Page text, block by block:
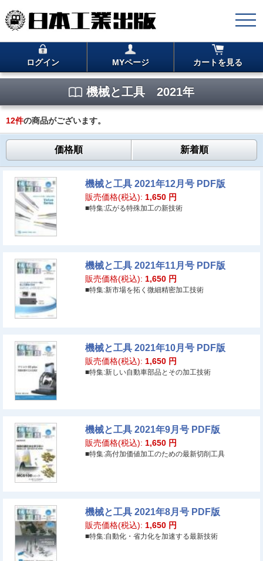
ログイン MYページ カートを見る
機械と工具 2021年
12件の商品がございます。
価格順 新着順
機械と工具 2021年12月号 PDF版
販売価格(税込): 1,650 円
■特集:広がる特殊加工の新技術
機械と工具 2021年11月号 PDF版
販売価格(税込): 1,650 円
■特集:新市場を拓く微細精密加工技術
機械と工具 2021年10月号 PDF版
販売価格(税込): 1,650 円
■特集:新しい自動車部品とその加工技術
機械と工具 2021年9月号 PDF版
販売価格(税込): 1,650 円
■特集:高付加価値加工のための最新切削工具
機械と工具 2021年8月号 PDF版
販売価格(税込): 1,650 円
■特集:自動化・省力化を加速する最新技術